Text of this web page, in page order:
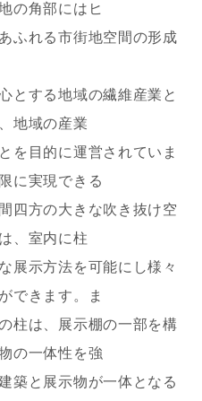
の角部にはヒ
ふれる市街地空間の形成
とする地域の繊維産業と
地域の産業
を目的に運営されていま
に実現できる
四方の大きな吹き抜け空
、室内に柱
展示方法を可能にし様々
できます。ま
柱は、展示棚の一部を構
の一体性を強
築と展示物が一体となる